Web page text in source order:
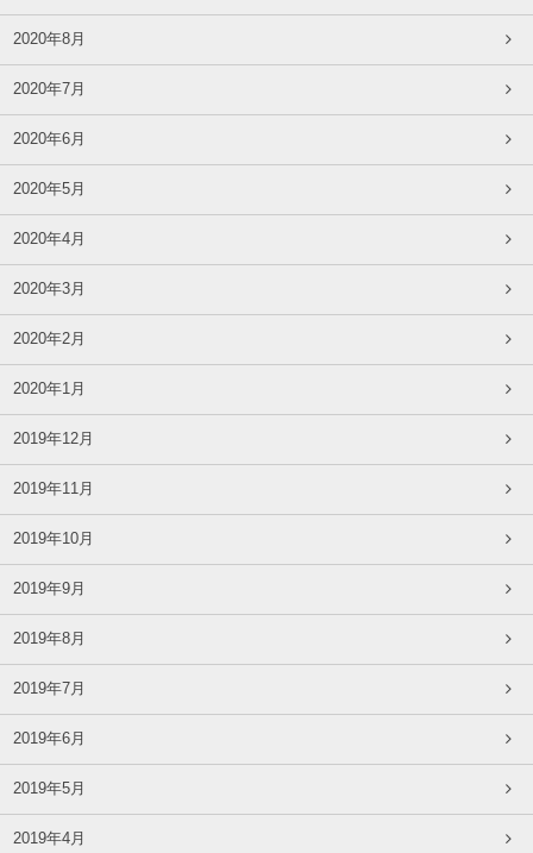
2020年8月
2020年7月
2020年6月
2020年5月
2020年4月
2020年3月
2020年2月
2020年1月
2019年12月
2019年11月
2019年10月
2019年9月
2019年8月
2019年7月
2019年6月
2019年5月
2019年4月